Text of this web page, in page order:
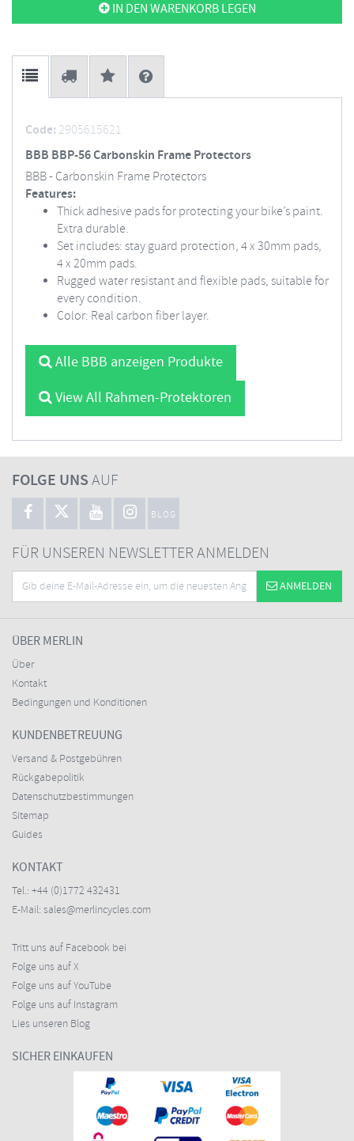
IN DEN WARENKORB LEGEN
Code: 2905615621
BBB BBP-56 Carbonskin Frame Protectors
BBB - Carbonskin Frame Protectors
Features:
Thick adhesive pads for protecting your bike’s paint.
Extra durable.
Set includes: stay guard protection, 4 x 30mm pads,
4 x 20mm pads.
Rugged water resistant and flexible pads, suitable for
every condition.
Color: Real carbon fiber layer.
Alle BBB anzeigen Produkte
View All Rahmen-Protektoren
FOLGE UNSAUF
BLOG
FÜR UNSEREN NEWSLETTER ANMELDEN
ANMELDEN
ÜBER MERLIN
Über
Kontakt
Bedingungen und Konditionen
KUNDENBETREUUNG
Versand & Postgebühren
Rückgabepolitik
Datenschutzbestimmungen
Sitemap
Guides
KONTAKT
Tel.: +44 (0)1772 432431
E-Mail: sales@merlincycles.com
Tritt uns auf Facebook bei
Folge uns auf X
Folge uns auf YouTube
Folge uns auf Instagram
Lies unseren Blog
SICHER EINKAUFEN